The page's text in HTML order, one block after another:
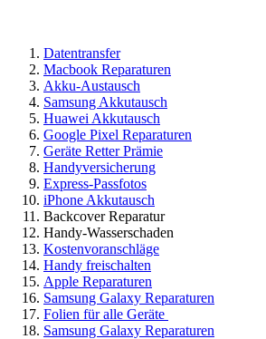
Datentransfer
Macbook Reparaturen
Akku-Austausch
Samsung Akkutausch
Huawei Akkutausch
Google Pixel Reparaturen
Geräte Retter Prämie
Handyversicherung
Express-Passfotos
iPhone Akkutausch
Backcover Reparatur
Handy-Wasserschaden
Kostenvoranschläge
Handy freischalten
Apple Reparaturen
Samsung Galaxy Reparaturen
Folien für alle Geräte
Samsung Galaxy Reparaturen